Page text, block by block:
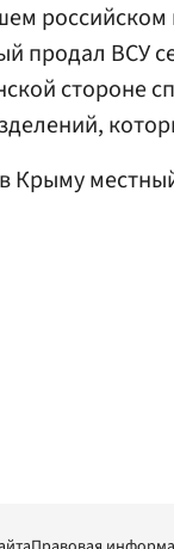
продал ВСУ
стороне
Крыму